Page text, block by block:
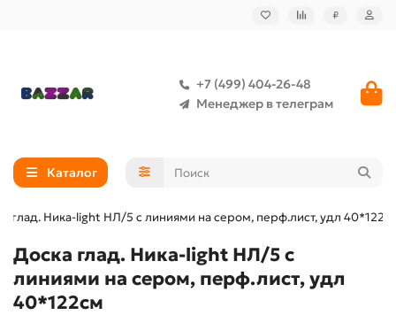
₽
+7 (499) 404-26-48
Менеджер в телеграм
Каталог
глад. Ника-light НЛ/5 с линиями на сером, перф.лист, удл
Доска глад. Ника-light НЛ/5 с
линиями на сером, перф.лист, удл
40*122см